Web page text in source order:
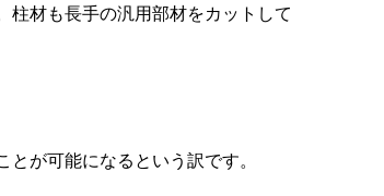
柱材も長手の汎用部材をカットして
が可能になるという訳です。